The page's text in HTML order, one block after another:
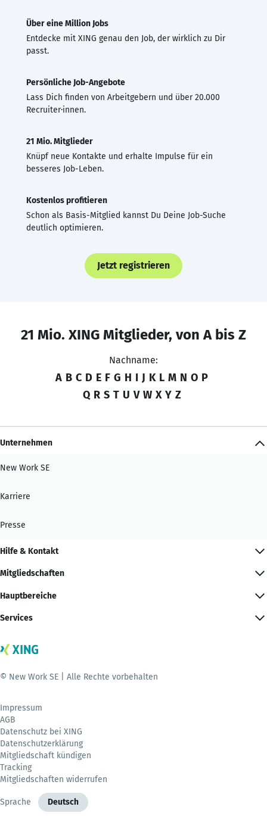
Über eine Million Jobs
Entdecke mit XING genau den Job, der wirklich zu Dir
passt.
Persönliche Job-Angebote
Lass Dich finden von Arbeitgebern und über 20.000
Recruiter·innen.
21 Mio. Mitglieder
Knüpf neue Kontakte und erhalte Impulse für ein
besseres Job-Leben.
Kostenlos profitieren
Schon als Basis-Mitglied kannst Du Deine Job-Suche
deutlich optimieren.
Jetzt registrieren
21 Mio. XING Mitglieder, von A bis Z
Nachname:
A B C D E F G H I J K L M N O P
Q R S T U V W X Y Z
Unternehmen
New Work SE
Karriere
Presse
Hilfe & Kontakt
Mitgliedschaften
Hauptbereiche
Services
© New Work SE | Alle Rechte vorbehalten
Impressum
AGB
Datenschutz bei XING
Datenschutzerklärung
Mitgliedschaft kündigen
Tracking
Mitgliedschaften widerrufen
Sprache Deutsch